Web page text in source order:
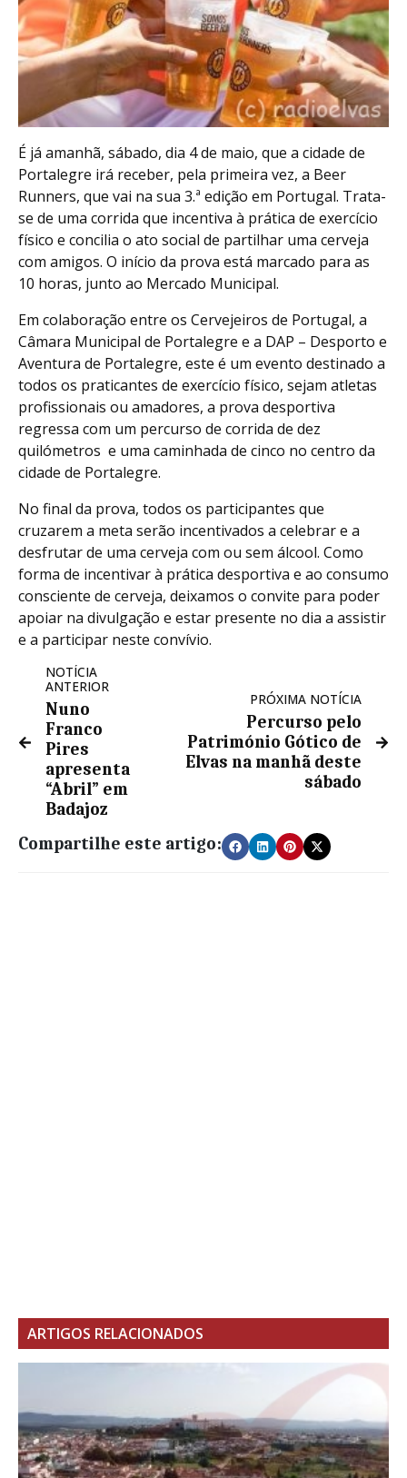
É já amanhã, sábado, dia 4 de maio, que a cidade de
Portalegre irá receber, pela primeira vez, a Beer
Runners, que vai na sua 3.ª edição em Portugal. Trata-
se de uma corrida que incentiva à prática de exercício
físico e concilia o ato social de partilhar uma cerveja
com amigos. O início da prova está marcado para as
10 horas, junto ao Mercado Municipal.
Em colaboração entre os Cervejeiros de Portugal, a
Câmara Municipal de Portalegre e a DAP – Desporto e
Aventura de Portalegre, este é um evento destinado a
todos os praticantes de exercício físico, sejam atletas
profissionais ou amadores, a prova desportiva
regressa com um percurso de corrida de dez
quilómetros e uma caminhada de cinco no centro da
cidade de Portalegre.
No final da prova, todos os participantes que
cruzarem a meta serão incentivados a celebrar e a
desfrutar de uma cerveja com ou sem álcool. Como
forma de incentivar à prática desportiva e ao consumo
consciente de cerveja, deixamos o convite para poder
apoiar na divulgação e estar presente no dia a assistir
e a participar neste convívio.
NOTÍCIA
ANTERIOR
Nuno
Franco
Pires
apresenta
“Abril” em
Badajoz
PRÓXIMA NOTÍCIA
Percurso pelo
Património Gótico de
Elvas na manhã deste
sábado
Compartilhe este artigo:
ARTIGOS RELACIONADOS